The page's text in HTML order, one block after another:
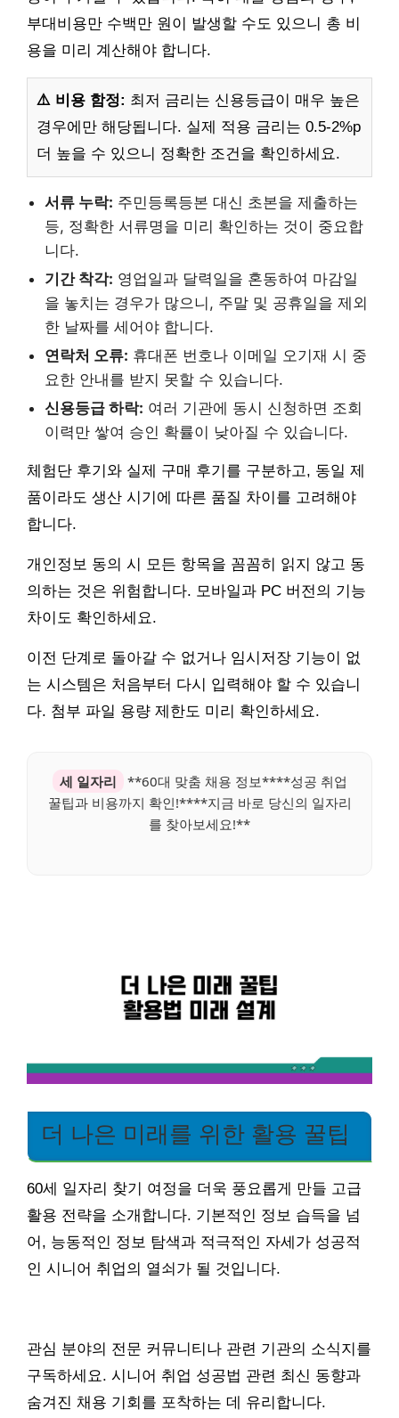
부대비용만 수백만 원이 발생할 수도 있으니 총 비
용을 미리 계산해야 합니다.
⚠️ 비용 함정: 최저 금리는 신용등급이 매우 높은
경우에만 해당됩니다. 실제 적용 금리는 0.5-2%p
더 높을 수 있으니 정확한 조건을 확인하세요.
서류 누락: 주민등록등본 대신 초본을 제출하는
등, 정확한 서류명을 미리 확인하는 것이 중요합
니다.
기간 착각: 영업일과 달력일을 혼동하여 마감일
을 놓치는 경우가 많으니, 주말 및 공휴일을 제외
한 날짜를 세어야 합니다.
연락처 오류: 휴대폰 번호나 이메일 오기재 시 중
요한 안내를 받지 못할 수 있습니다.
신용등급 하락: 여러 기관에 동시 신청하면 조회
이력만 쌓여 승인 확률이 낮아질 수 있습니다.
체험단 후기와 실제 구매 후기를 구분하고, 동일 제
품이라도 생산 시기에 따른 품질 차이를 고려해야
합니다.
개인정보 동의 시 모든 항목을 꼼꼼히 읽지 않고 동
의하는 것은 위험합니다. 모바일과 PC 버전의 기능
차이도 확인하세요.
이전 단계로 돌아갈 수 없거나 임시저장 기능이 없
는 시스템은 처음부터 다시 입력해야 할 수 있습니
다. 첨부 파일 용량 제한도 미리 확인하세요.
세 일자리
**60대 맞춤 채용 정보****성공 취업
꿀팁과 비용까지 확인!****지금 바로 당신의 일자리
를 찾아보세요!**
더 나은 미래를 위한 활용 꿀팁
60세 일자리 찾기 여정을 더욱 풍요롭게 만들 고급
활용 전략을 소개합니다. 기본적인 정보 습득을 넘
어, 능동적인 정보 탐색과 적극적인 자세가 성공적
인 시니어 취업의 열쇠가 될 것입니다.
관심 분야의 전문 커뮤니티나 관련 기관의 소식지를
구독하세요. 시니어 취업 성공법 관련 최신 동향과
숨겨진 채용 기회를 포착하는 데 유리합니다.